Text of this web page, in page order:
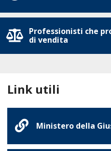
Professionisti che
di vendita
Link utili
Ministero della